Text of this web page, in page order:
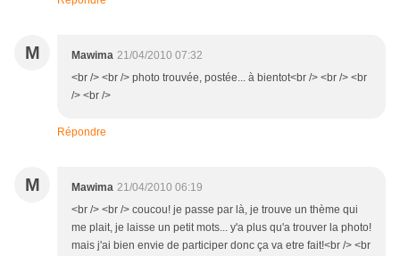
M Mawima 21/04/2010 07:32
<br /> <br /> photo trouvée, postée... à bientot<br /> <br /> <br
/> <br />
Répondre
M Mawima 21/04/2010 06:19
<br /> <br /> coucou! je passe par là, je trouve un thème qui
me plait, je laisse un petit mots... y'a plus qu'a trouver la photo!
mais j'ai bien envie de participer donc ça va etre fait!<br /> <br